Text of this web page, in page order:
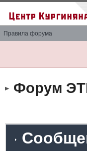
Правила форума
Форум